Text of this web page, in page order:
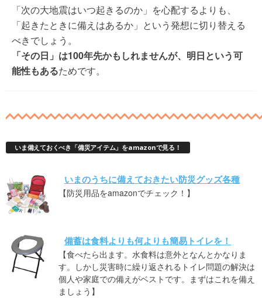
「次の大地震はいつ起きるのか」を心配するよりも、
「起きたときに備えはあるか」という発想に切り替える
べきでしょう。
「その日」は100年先かもしれませんが、明日という可
能性もあるためです。
いま備えておくべき「備災アイテム」をamazonで見る！
いまのうちに備えておきたい防災グッズ各種
【防災用品をamazonでチェック！】
備蓄は食料よりも何よりも簡易トイレを！
【食べたら出ます。水食料は意外となんとかなりま
す。しかし災害時に繰り返されるトイレ問題の解決は
個人や家庭での備えがベストです。まずはこれを備え
ましょう】